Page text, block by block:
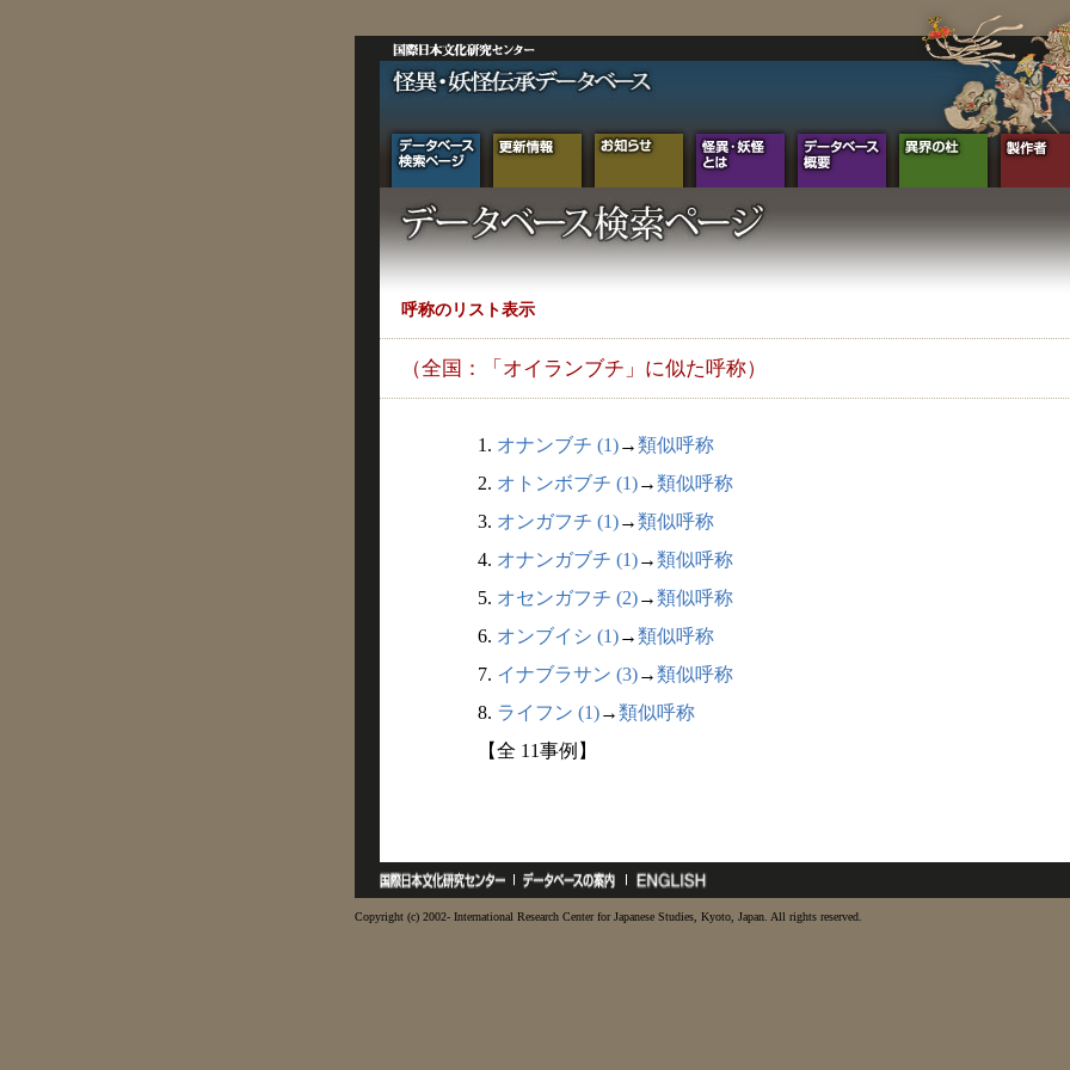
呼称のリスト表示
（全国：「オイランブチ」に似た呼称）
1. オナンブチ (1)→類似呼称
2. オトンボブチ (1)→類似呼称
3. オンガフチ (1)→類似呼称
4. オナンガブチ (1)→類似呼称
5. オセンガフチ (2)→類似呼称
6. オンブイシ (1)→類似呼称
7. イナブラサン (3)→類似呼称
8. ライフン (1)→類似呼称
【全 11事例】
Copyright (c) 2002- International Research Center for Japanese Studies, Kyoto, Japan. All rights reserved.